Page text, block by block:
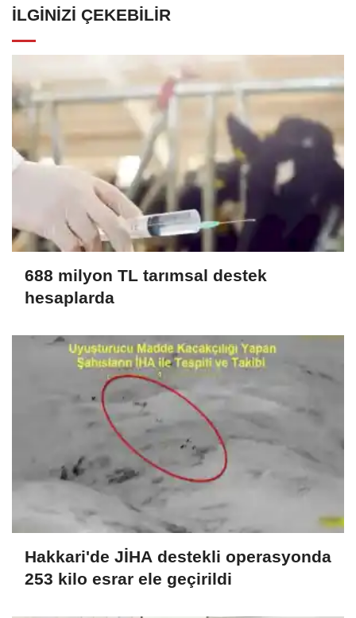
İLGINIZI ÇEKEBILIR
688 milyon TL tarımsal destek
hesaplarda
Hakkari'de JİHA destekli operasyonda
253 kilo esrar ele geçirildi